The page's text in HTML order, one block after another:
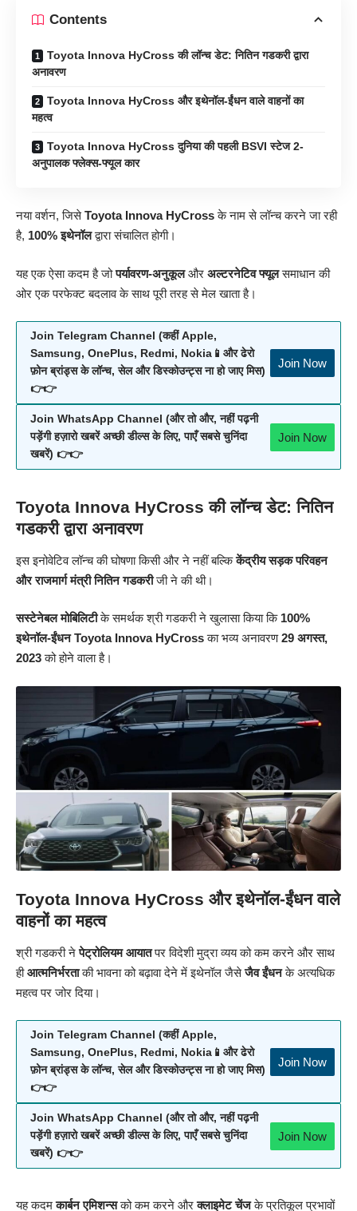
Contents
Toyota Innova HyCross की लॉन्च डेट: नितिन गडकरी द्वारा
अनावरण
Toyota Innova HyCross और इथेनॉल-ईंधन वाले वाहनों का
महत्व
Toyota Innova HyCross दुनिया की पहली BSVI स्टेज 2-
अनुपालक फ्लेक्स-फ्यूल कार
नया वर्शन, जिसेToyota Innova HyCrossके नाम से लॉन्च करने जा रही
है, 100% इथेनॉलद्वारा संचालित होगी।
यह एक ऐसा कदम है जोपर्यावरण-अनुकूलऔर अल्टरनेटिव फ्यूलसमाधान की
ओर एक परफेक्ट बदलाव के साथ पूरी तरह से मेल खाता है।
Join Telegram Channel (कहीं Apple,
Samsung, OnePlus, Redmi, Nokia📱और ढेरो
फ़ोन ब्रांड्स के लॉन्च, सेल और डिस्कोउन्ट्स ना हो जाए मिस)
👉👉
Join Now
Join WhatsApp Channel (और तो और, नहीं पढ़नी
पड़ेंगी हज़ारो खबरें अच्छी डील्स के लिए, पाएँ सबसे चुनिंदा
खबरें) 👉👉
Join Now
Toyota Innova HyCross की लॉन्च डेट: नितिन
गडकरी द्वारा अनावरण
इस इनोवेटिव लॉन्च की घोषणा किसी और ने नहीं बल्किकेंद्रीय सड़क परिवहन
और राजमार्ग मंत्री नितिन गडकरीजी ने की थी।
सस्टेनेबलमोबिलिटीके समर्थक श्री गडकरी ने खुलासा किया कि 100%
इथेनॉल-ईंधन Toyota Innova HyCrossका भव्य अनावरण29 अगस्त,
2023को होने वाला है।
Toyota Innova HyCross और इथेनॉल-ईंधन वाले
वाहनों का महत्व
श्री गडकरी नेपेट्रोलियम आयातपर विदेशी मुद्रा व्यय को कम करने और साथ
हीआत्मनिर्भरताकी भावना को बढ़ावा देने में इथेनॉल जैसेजैव ईंधनके अत्यधिक
महत्व पर जोर दिया।
Join Telegram Channel (कहीं Apple,
Samsung, OnePlus, Redmi, Nokia📱और ढेरो
फ़ोन ब्रांड्स के लॉन्च, सेल और डिस्कोउन्ट्स ना हो जाए मिस)
👉👉
Join Now
Join WhatsApp Channel (और तो और, नहीं पढ़नी
पड़ेंगी हज़ारो खबरें अच्छी डील्स के लिए, पाएँ सबसे चुनिंदा
खबरें) 👉👉
Join Now
यह कदमकार्बन एमिशन्सको कम करने औरक्लाइमेट चेंजके प्रतिकूल प्रभावों